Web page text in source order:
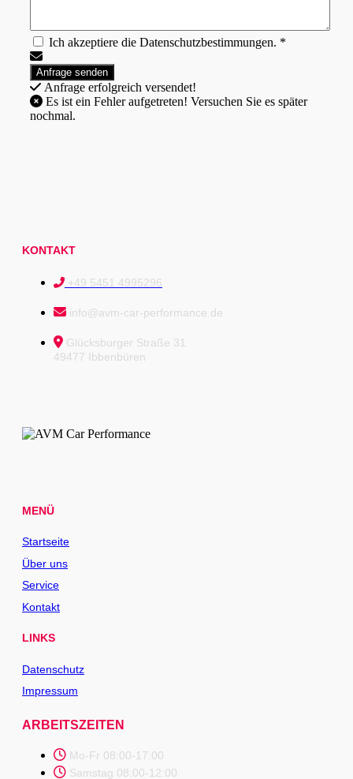
Ich akzeptiere die Datenschutzbestimmungen. *
Anfrage erfolgreich versendet!
nochmal.
KONTAKT
+49 5451 4995296
info@avm-car-performance.de
Glücksburger Straße 31
49477 Ibbenbüren
MENÜ
Startseite
Über uns
Service
Kontakt
LINKS
Datenschutz
Impressum
ARBEITSZEITEN
Mo-Fr 08:00-17:00
Samstag 08:00-12:00